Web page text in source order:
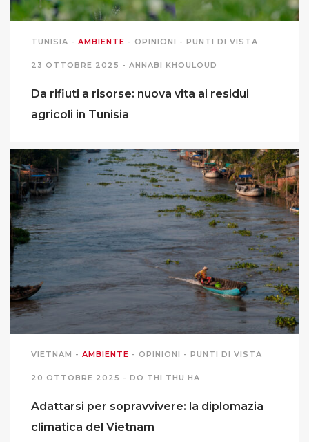
TUNISIA - AMBIENTE - OPINIONI - PUNTI DI VISTA
23 OTTOBRE 2025 - ANNABI KHOULOUD
Da rifiuti a risorse: nuova vita ai residui
agricoli in Tunisia
VIETNAM - AMBIENTE - OPINIONI - PUNTI DI VISTA
20 OTTOBRE 2025 - DO THI THU HA
Adattarsi per sopravvivere: la diplomazia
climatica del Vietnam